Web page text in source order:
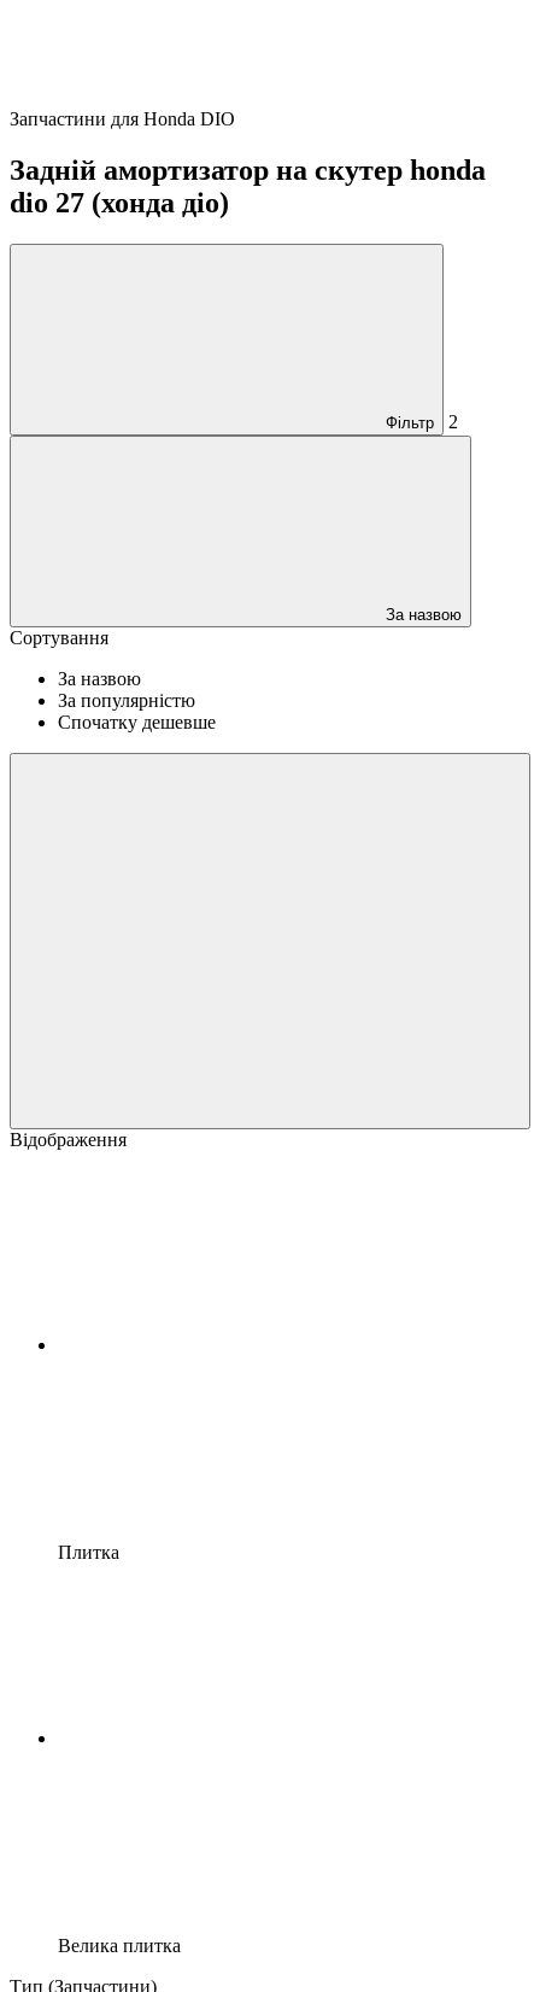
Запчастини для Honda DIO
Задній амортизатор на скутер honda
dio 27 (хонда діо)
Фільтр 2
За назвою
Сортування
За назвою
За популярністю
Спочатку дешевше
Відображення
Плитка
Велика плитка
Тип (Запчастини)